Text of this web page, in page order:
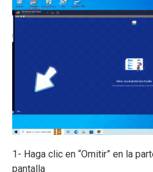
1- Haga clic en “Omitir” en la
pantalla